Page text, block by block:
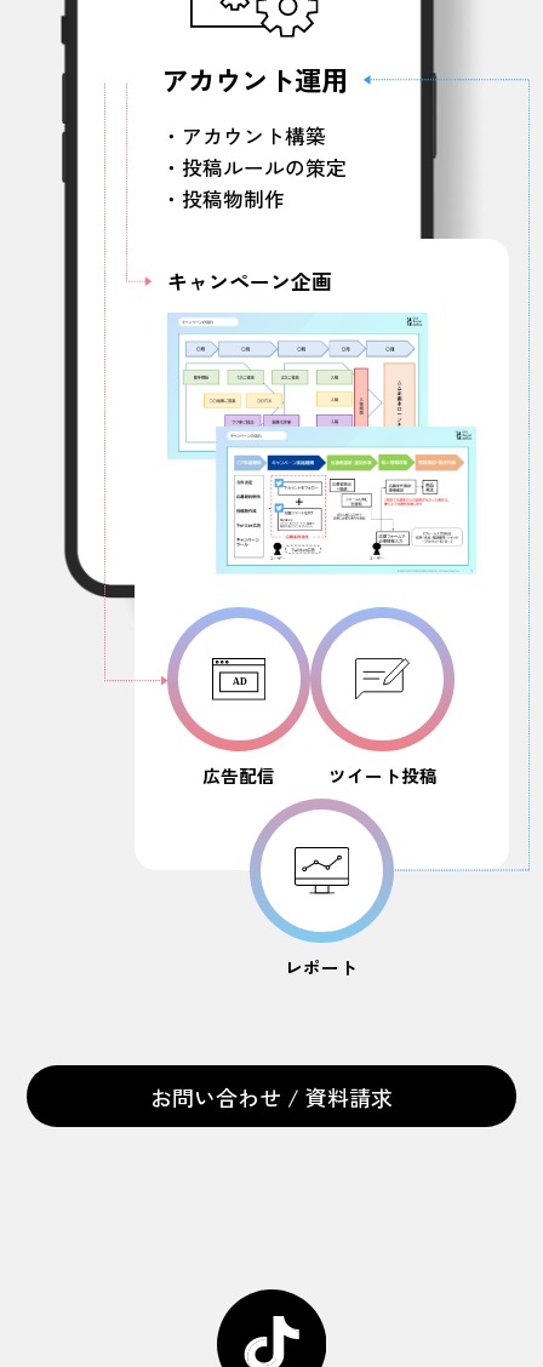
アカウント運用
・アカウント構築
・投稿ルールの策定
・投稿物制作
キャンペーン企画
広告配信 ツイート投稿
レポート
お問い合わせ / 資料請求